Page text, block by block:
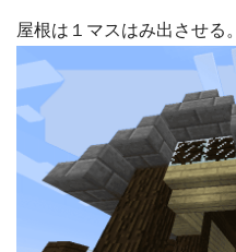
屋根は１マスはみ出させる。